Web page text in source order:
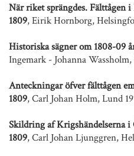
När riket sprängdes. Fälttågen
1809, Eirik Hornborg,
Historiska sägner om 1808-09
Ingemark - Johanna
Anteckningar öfver fälttågen
1809, Carl Johan Holm, Lund
Skildring af Krigshändelserna i
1809, Carl Johan Ljunggren,